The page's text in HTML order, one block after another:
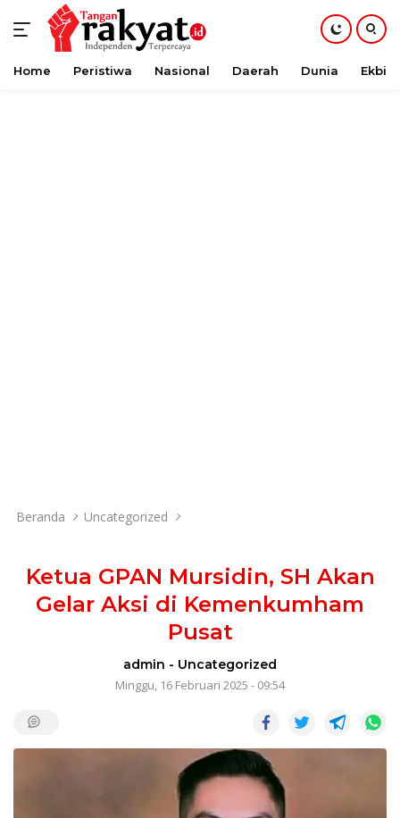
Langsung
Home Peristiwa Nasional Daerah Dunia Ekbis
Beranda Uncategorized
Ketua GPAN Mursidin, SH Akan
Gelar Aksi di Kemenkumham
Pusat
admin - Uncategorized
Minggu, 16 Februari 2025 - 09:54